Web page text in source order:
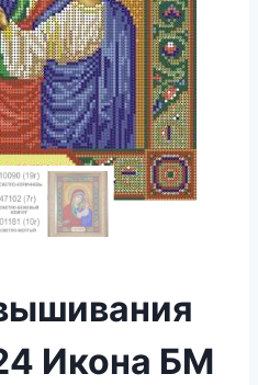
Икона БМ